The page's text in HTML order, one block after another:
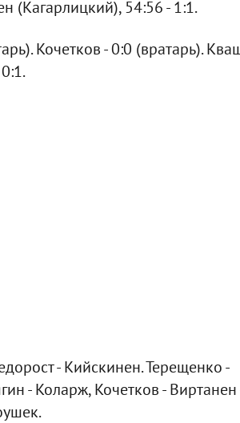
(Кагарлицкий), 54:56 - 1:1.
Кочетков - 0:0 (вратарь).
- Кийскинен. Терещенко -
- Коларж, Кочетков - Виртанен